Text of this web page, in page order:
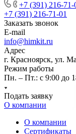
+7 (391) 216-71-
+7 (391) 216-71-01
Заказать звонок
E-mail
info@himkit.ru
Адрес
г. Красноярск, ул.
Режим работы
Пн. – Пт.: с 9:00 до
Подать заявку
О компании
О компании
Сертификаты